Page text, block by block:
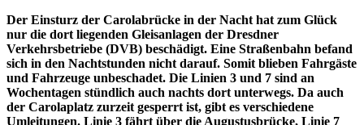
Der Einsturz der Carolabrücke in der Nacht hat zum Glück
nur die dort liegenden Gleisanlagen der Dresdner
Verkehrsbetriebe (DVB) beschädigt. Eine Straßenbahn befand
sich in den Nachtstunden nicht darauf. Somit blieben Fahrgäste
und Fahrzeuge unbeschadet. Die Linien 3 und 7 sind an
Wochentagen stündlich auch nachts dort unterwegs. Da auch
der Carolaplatz zurzeit gesperrt ist, gibt es verschiedene
Umleitungen. Linie 3 fährt über die Augustusbrücke, Linie 7